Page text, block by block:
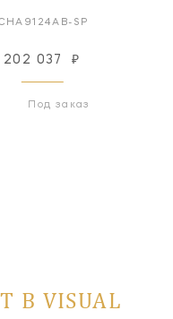
SP
202 037 ₽
Под заказ
В VISUAL